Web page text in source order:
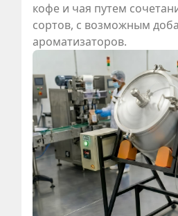
кофе и чая путем
сортов, с возможным
ароматизаторов.